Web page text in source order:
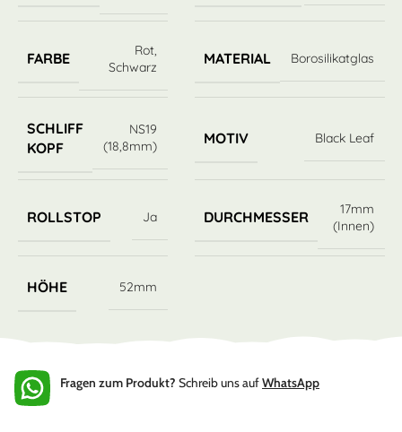
FARBE Rot
Schwarz
MATERIAL Borosilikatglas
SCHLIFF
KOPF
NS19
(18,8mm)
MOTIV Black Leaf
ROLLSTOP Ja DURCHMESSER
17mm
(Innen)
HÖHE 52mm
Fragen zum Produkt? Schreib uns aufWhatsApp